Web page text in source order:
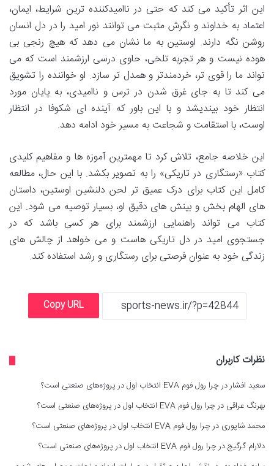
این اثر تأکید می کند که حتی در ناامیدکننده ترین شرایط، ایمان،
اعتماد به خداوند و نگرش مثبت می توانند نور امید را در دل انسان
روشن نگه دارند. اوستین به ما نشان می دهد که هیچ رنجی بی
هوده نیست و هر تجربه تلخی، حاوی درسی ارزشمند است که می
تواند ما را قوی تر، خردمندتر و همدل تر سازد. او خواننده را تشویق
می کند تا به جای غرق شدن در ترس و ناامیدی، به پایان مورد
انتظار خود بیندیشد و با این باور که آینده ای شکوفا در انتظار
اوست، با استقامت و شجاعت به مسیر خود ادامه دهد.
این خلاصه جامع، تلاش کرد تا مهمترین آموزه ها و مفاهیم کلیدی
کتاب «رستگاری در تاریکی» را به تصویر بکشد. با این حال، مطالعه
کامل این کتاب برای درک عمیق تر لحن دلنشین اوستین، داستان
های الهام بخش و بینش های دقیق او، بسیار توصیه می شود. این
کتاب می تواند راهنمایی ارزشمند برای هر کسی باشد که در
جستجوی امید در دل تاریکی هاست و می خواهد از چالش های
زندگی خود به عنوان فرصتی برای رستگاری و رشد استفاده کند.
Copy URL
نظرات کاربران
سعید افشاردرچرا رول فوم EVA انتخاب اول در پروژه‌های صنعتی است؟
بهرنگ عراقی درچرا رول فوم EVA انتخاب اول در پروژه‌های صنعتی است؟
محمد شاپوری درچرا رول فوم EVA انتخاب اول در پروژه‌های صنعتی است؟
دلارام گرگیجدرچرا رول فوم EVA انتخاب اول در پروژه‌های صنعتی است؟